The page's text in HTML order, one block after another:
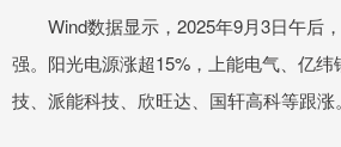
Wind数据显示，2025年9月3日午后
强。阳光电源涨超15%，上能电气、亿
技、派能科技、欣旺达、国轩高科等跟涨。